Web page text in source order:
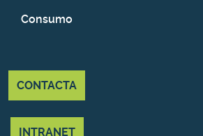
Consumo
CONTACTA
INTRANET